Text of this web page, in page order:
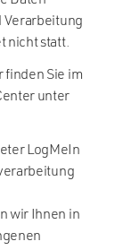
Verarbeitung
nicht statt.
finden Sie im
unter
LogMeIn
wir Ihnen in